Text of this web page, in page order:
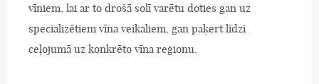
vīniem, lai ar to drošā solī varētu doties gan uz
specializētiem vīna veikaliem, gan paķert līdzi
ceļojumā uz konkrēto vīna reģionu.